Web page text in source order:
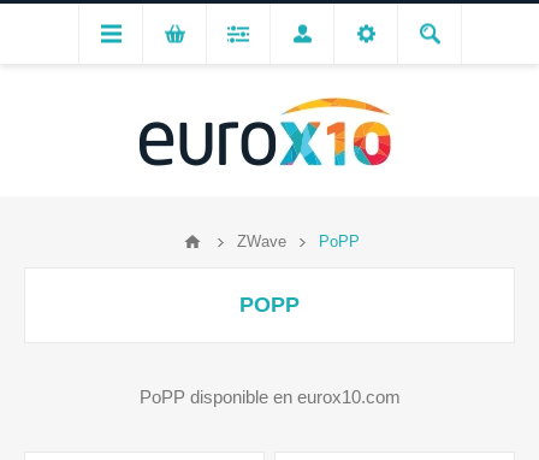
ZWave PoPP
POPP
PoPP disponible en eurox10.com